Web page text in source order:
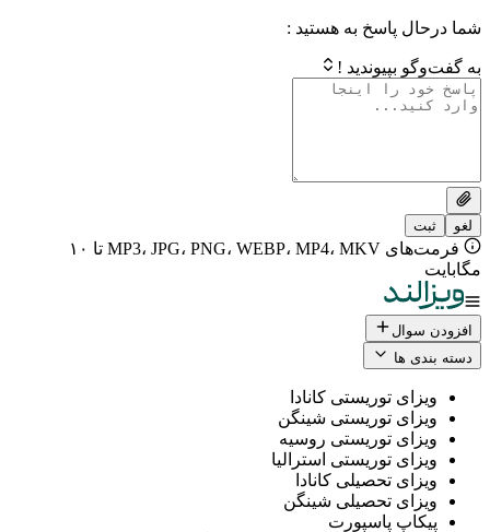
پاسخ به هستید :
!
فرمت‌های MP3، JPG، PNG، WEBP، MP4، MKV تا ۱۰
ها
توریستی کانادا
توریستی شینگن
توریستی روسیه
توریستی استرالیا
تحصیلی کانادا
تحصیلی شینگن
پاسپورت